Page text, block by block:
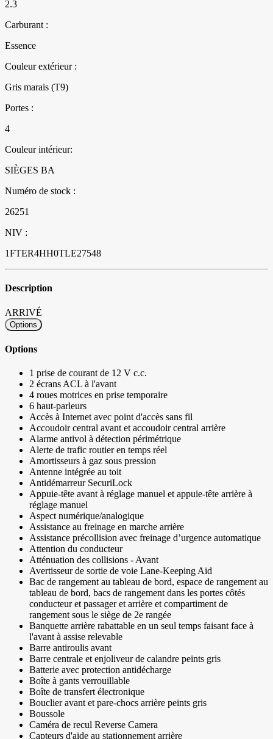
2.3
Carburant :
Essence
Couleur extérieur :
Gris marais (T9)
Portes :
4
Couleur intérieur:
SIÈGES BA
Numéro de stock :
26251
NIV :
1FTER4HH0TLE27548
Description
ARRIVÉ
Options
Options
1 prise de courant de 12 V c.c.
2 écrans ACL à l'avant
4 roues motrices en prise temporaire
6 haut-parleurs
Accès à Internet avec point d'accès sans fil
Accoudoir central avant et accoudoir central arrière
Alarme antivol à détection périmétrique
Alerte de trafic routier en temps réel
Amortisseurs à gaz sous pression
Antenne intégrée au toit
Antidémarreur SecuriLock
Appuie-tête avant à réglage manuel et appuie-tête arrière à
réglage manuel
Aspect numérique/analogique
Assistance au freinage en marche arrière
Assistance précollision avec freinage d’urgence automatique
Attention du conducteur
Atténuation des collisions - Avant
Avertisseur de sortie de voie Lane-Keeping Aid
Bac de rangement au tableau de bord, espace de rangement au
tableau de bord, bacs de rangement dans les portes côtés
conducteur et passager et arrière et compartiment de
rangement sous le siège de 2e rangée
Banquette arrière rabattable en un seul temps faisant face à
l'avant à assise relevable
Barre antiroulis avant
Barre centrale et enjoliveur de calandre peints gris
Batterie avec protection antidécharge
Boîte à gants verrouillable
Boîte de transfert électronique
Bouclier avant et pare-chocs arrière peints gris
Boussole
Caméra de recul Reverse Camera
Capteurs d'aide au stationnement arrière